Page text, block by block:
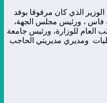
الذي كان مرفوقا بوفد
فاس ، ورئيس مجلس الجهة،
العام للوزارة، ورئيس جامعة
ومديري مديريتي الحاجب